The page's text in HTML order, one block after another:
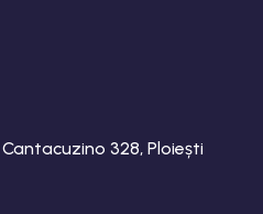
328, Ploiești